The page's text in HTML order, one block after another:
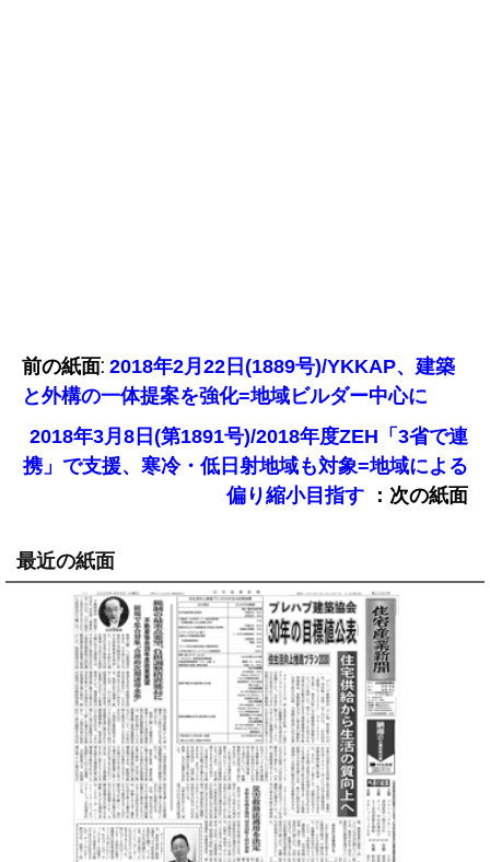
前の紙面: 2018年2月22日(1889号)/YKKAP、建築
と外構の一体提案を強化=地域ビルダー中心に
2018年3月8日(第1891号)/2018年度ZEH「3省で連
携」で支援、寒冷・低日射地域も対象=地域による
偏り縮小目指す
：次の紙面
最近の紙面